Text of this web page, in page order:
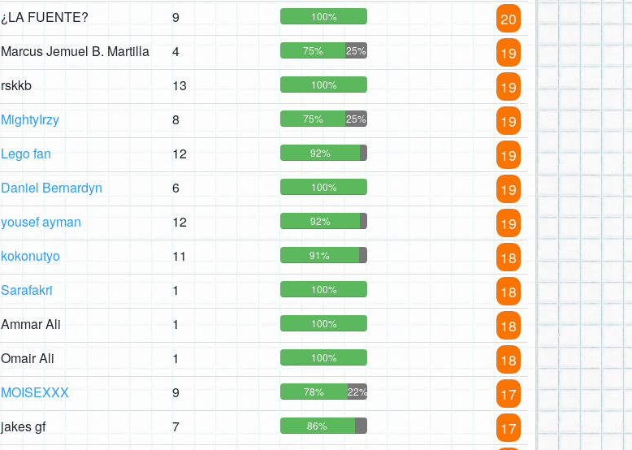
¿LA FUENTE? 9 100% 20
Marcus Jemuel B. Martilla 4 75% 25% 19
rskkb 13 100% 19
MightyIrzy 8 75% 25% 19
Lego fan 12 92% 19
Daniel Bernardyn 6 100% 19
yousef ayman 12 92% 19
kokonutyo 11 91% 18
Sarafakri 1 100% 18
Ammar Ali 1 100% 18
Omair Ali 1 100% 18
MOISEXXX 9 78% 22% 17
jakes gf 7 86% 17